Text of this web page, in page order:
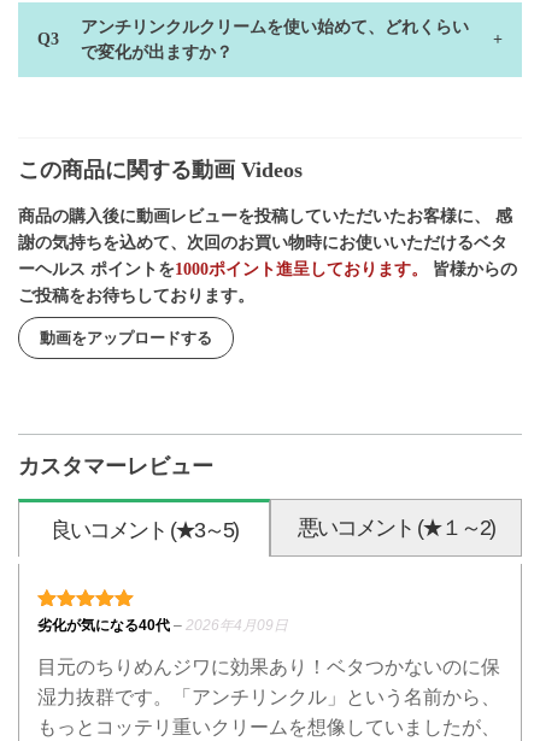
アンチリンクルクリームを使い始めて、どれくらい
で変化が出ますか？
この商品に関する動画 Videos
商品の購入後に動画レビューを投稿していただいたお客様に、 感
謝の気持ちを込めて、次回のお買い物時にお使いいただけるベタ
ーヘルス ポイントを1000ポイント進呈しております。
皆様からの
ご投稿をお待ちしております。
動画をアップロードする
カスタマーレビュー
良いコメント (★3～5) 悪いコメント (★１～2)
5段階中5の評価
劣化が気になる40代 – 2026年4月09日
目元のちりめんジワに効果あり！ベタつかないのに保
湿力抜群です。「アンチリンクル」という名前から、
もっとコッテリ重いクリームを想像していましたが、